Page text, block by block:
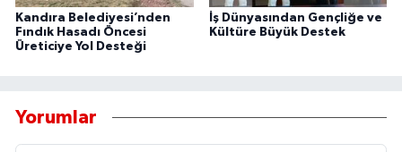
Kandıra Belediyesi’nden
Fındık Hasadı Öncesi
Üreticiye Yol Desteği
İş Dünyasından Gençliğe ve
Kültüre Büyük Destek
Yorumlar